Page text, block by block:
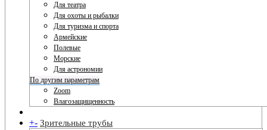
Для театра
Для охоты и рыбалки
Для туризма и спорта
Армейские
Полевые
Морские
Для астрономии
По другим параметрам
Zoom
Влагозащищенность
+- Зрительные трубы